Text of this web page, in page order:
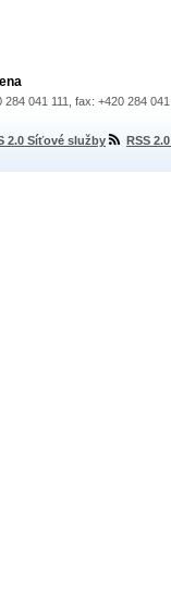
284 041 111, fax: +420 284
2.0 Síťové služby RSS